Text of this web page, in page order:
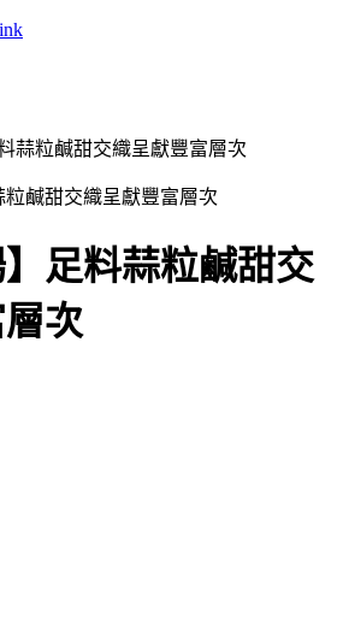
蒜粒鹹甜交織呈獻豐富層次
】足料蒜粒鹹甜交
次